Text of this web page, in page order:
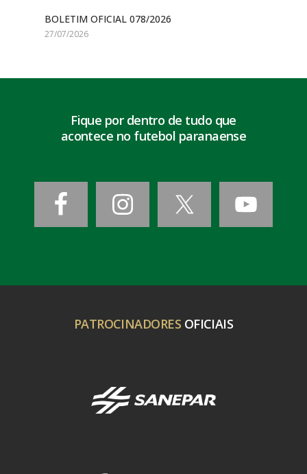
BOLETIM OFICIAL 078/2026
27/07/2026
Fique por dentro de tudo que
acontece no futebol paranaense
PATROCINADORES OFICIAIS